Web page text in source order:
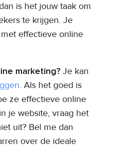
is het jouw taak om
te krijgen. Je
effectieve online
marketing? Je kan
. Als het goed is
ze effectieve online
je website, vraag het
uit? Bel me dan
over de ideale